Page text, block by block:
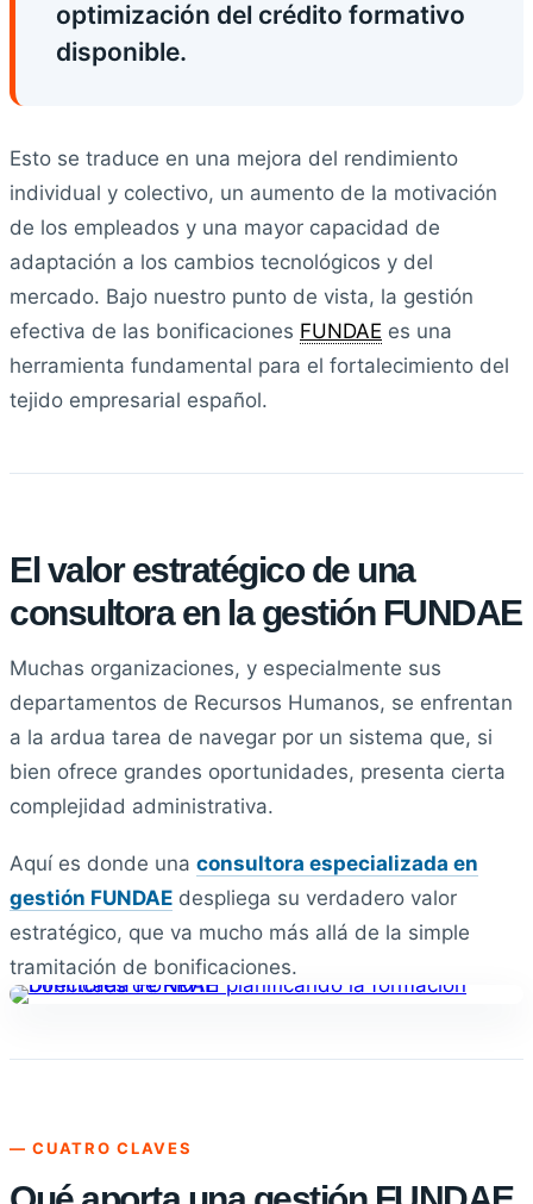
optimización del crédito formativo
disponible.
Esto se traduce en una mejora del rendimiento
individual y colectivo, un aumento de la motivación
de los empleados y una mayor capacidad de
adaptación a los cambios tecnológicos y del
mercado. Bajo nuestro punto de vista, la gestión
efectiva de las bonificaciones FUNDAE es una
herramienta fundamental para el fortalecimiento del
tejido empresarial español.
El valor estratégico de una
consultora en la gestión FUNDAE
Muchas organizaciones, y especialmente sus
departamentos de Recursos Humanos, se enfrentan
a la ardua tarea de navegar por un sistema que, si
bien ofrece grandes oportunidades, presenta cierta
complejidad administrativa.
Aquí es donde una consultora especializada en
gestión FUNDAE despliega su verdadero valor
estratégico, que va mucho más allá de la simple
tramitación de bonificaciones.
— CUATRO CLAVES